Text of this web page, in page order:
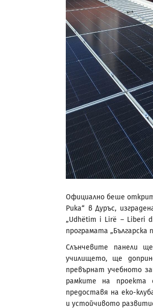
Официално беше
Puka“ в Дуръс,
„Udhëtim i Lirë – Liberi
програмата „Българска
Слънчевите панели
училището, ще
превърнат учебното
рамките на проекта
предоставя на еко-
и устойчивото